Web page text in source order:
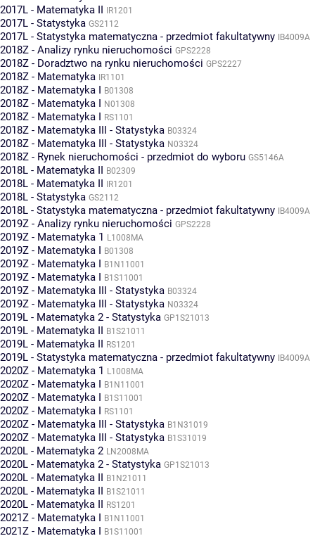
2017L - Matematyka II IR1201
2017L - Statystyka GS2112
2017L - Statystyka matematyczna - przedmiot fakultatywny IB4009A
2018Z - Analizy rynku nieruchomości GPS2228
2018Z - Doradztwo na rynku nieruchomości GPS2227
2018Z - Matematyka IR1101
2018Z - Matematyka I B01308
2018Z - Matematyka I N01308
2018Z - Matematyka I RS1101
2018Z - Matematyka III - Statystyka B03324
2018Z - Matematyka III - Statystyka N03324
2018Z - Rynek nieruchomości - przedmiot do wyboru GS5146A
2018L - Matematyka II B02309
2018L - Matematyka II IR1201
2018L - Statystyka GS2112
2018L - Statystyka matematyczna - przedmiot fakultatywny IB4009A
2019Z - Analizy rynku nieruchomości GPS2228
2019Z - Matematyka 1 L1008MA
2019Z - Matematyka I B01308
2019Z - Matematyka I B1N11001
2019Z - Matematyka I B1S11001
2019Z - Matematyka III - Statystyka B03324
2019Z - Matematyka III - Statystyka N03324
2019L - Matematyka 2 - Statystyka GP1S21013
2019L - Matematyka II B1S21011
2019L - Matematyka II RS1201
2019L - Statystyka matematyczna - przedmiot fakultatywny IB4009A
2020Z - Matematyka 1 L1008MA
2020Z - Matematyka I B1N11001
2020Z - Matematyka I B1S11001
2020Z - Matematyka I RS1101
2020Z - Matematyka III - Statystyka B1N31019
2020Z - Matematyka III - Statystyka B1S31019
2020L - Matematyka 2 LN2008MA
2020L - Matematyka 2 - Statystyka GP1S21013
2020L - Matematyka II B1N21011
2020L - Matematyka II B1S21011
2020L - Matematyka II RS1201
2021Z - Matematyka I B1N11001
2021Z - Matematyka I B1S11001